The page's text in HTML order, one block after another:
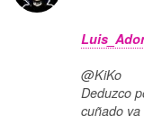
@KiKo
Deduzco
cuñado